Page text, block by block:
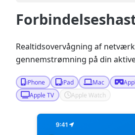
Realtidsovervågning af
gennemstrømning på din
iPhone iPad Mac
Apple TV
Apple Watch